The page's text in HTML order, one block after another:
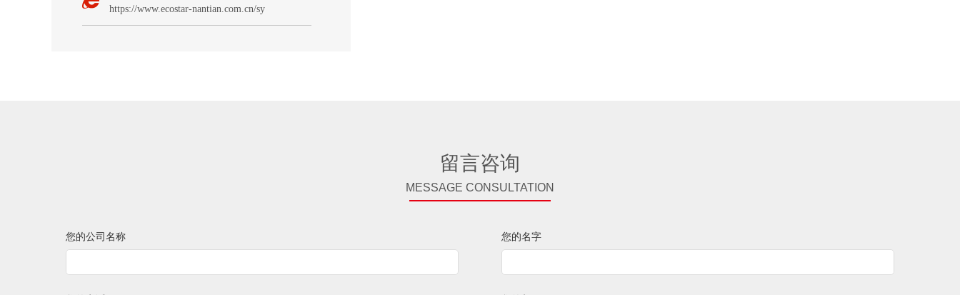
https://www.ecostar-nantian.com.cn/sy
留言咨询
MESSAGE CONSULTATION
您的公司名称 您的名字